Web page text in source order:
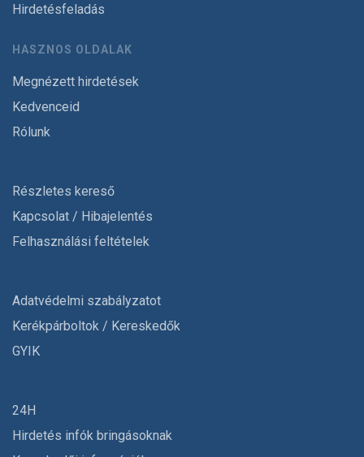
Hirdetésfeladás
HASZNOS OLDALAK
Megnézett hirdetések
Kedvenceid
Rólunk
Részletes kereső
Kapcsolat / Hibajelentés
Felhasználási feltételek
Adatvédelmi szabályzatot
Kerékpárboltok / Kereskedők
GYIK
24H
Hirdetés infók bringásoknak